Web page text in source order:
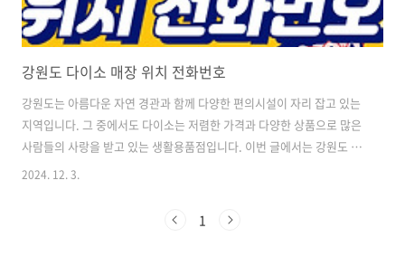
강원도 다이소 매장 위치 전화번호
강원도는 아름다운 자연 경관과 함께 다양한 편의시설이 자리 잡고 있는
지역입니다. 그 중에서도 다이소는 저렴한 가격과 다양한 상품으로 많은
사람들의 사랑을 받고 있는 생활용품점입니다. 이번 글에서는 강원도 내
다이소 매장의 위치와 전화번호 등 유용한 정보를 자세히 알아보겠습니
하게 이용할 수 있습니다. 주요 매장들의 위치와 연락처는 다음과 같습니
2024. 12. 3.
1